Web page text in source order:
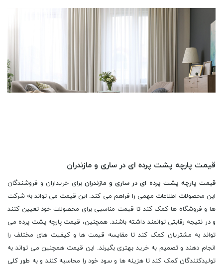
قیمت پارچه پشت پرده ای در ساری و مازندران
قیمت پارچه پشت پرده ای در ساری و مازندرانبرای خریداران و فروشندگان
این محصولات اطلاعات مهمی را فراهم می کند. این قیمت می تواند به شرکت
ها و فروشگاه ها کمک کند تا قیمت مناسبی برای محصولات خود تعیین کنند
و در نتیجه رقابتی توانمند داشته باشند. همچنین، قیمت پارچه پشت پرده می
تواند به مشتریان کمک کند تا مقایسه قیمت ها و کیفیت های مختلف را
انجام دهند و تصمیم به خرید بهتری بگیرند. این قیمت همچنین می تواند به
تولیدکنندگان کمک کند تا هزینه ها و سود خود را محاسبه کنند و به طور کلی